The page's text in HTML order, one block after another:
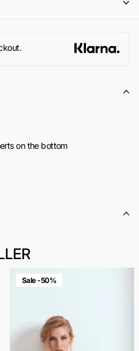
a consultare la sezione
on the bottom
Sale -50%